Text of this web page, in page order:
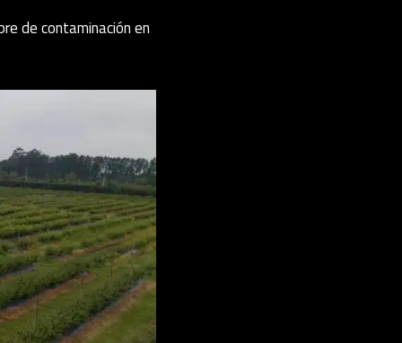
de contaminación en